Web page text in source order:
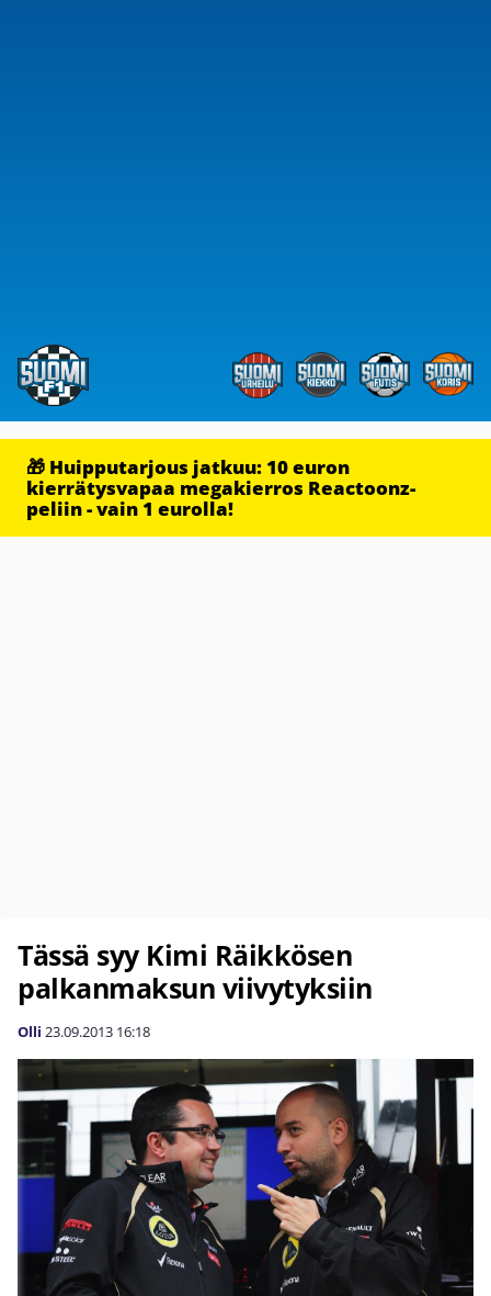
🎁 Huipputarjous jatkuu: 10 euron
kierrätysvapaa megakierros Reactoonz-
peliin - vain 1 eurolla!
Tässä syy Kimi Räikkösen
palkanmaksun viivytyksiin
Olli 23.09.2013 16:18